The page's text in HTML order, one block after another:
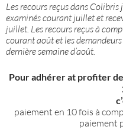
Les recours reçus dans
examinés courant juillet et
juillet. Les recours reçus à
courant août et les
dernière semaine d’août.
Pour adhérer at profiter
paiement en 10 fois à
paiement